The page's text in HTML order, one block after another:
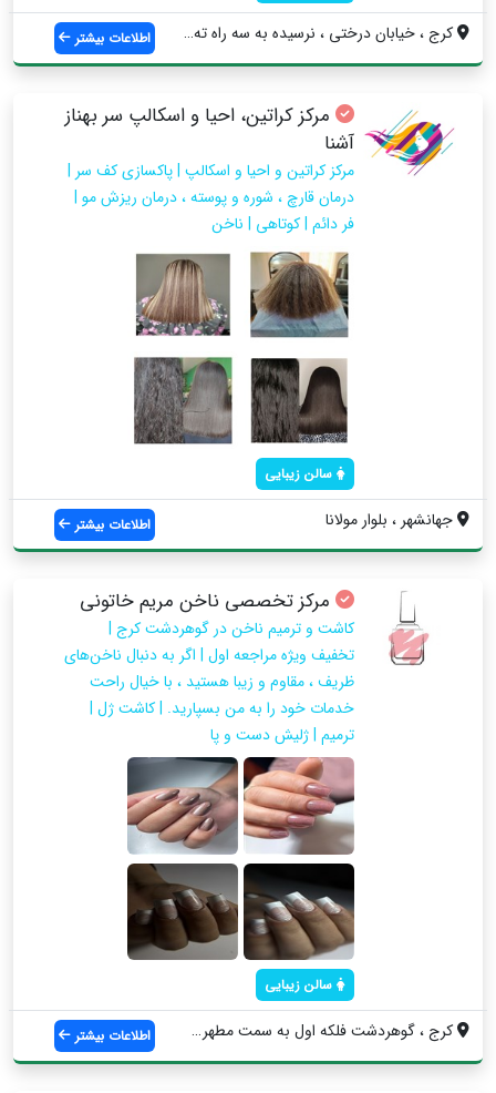
کرج ، خیابان درختی ، نرسیده به سه راه ته... اطلاعات بیشتر
مرکز کراتین، احیا و اسکالپ سر بهناز
آشنا
مرکز کراتین و احیا و اسکالپ | پاکسازی کف سر |
درمان قارچ ، شوره و پوسته ، درمان ریزش مو |
فر دائم | کوتاهی | ناخن
سالن زیبایی
جهانشهر ، بلوار مولانا اطلاعات بیشتر
مرکز تخصصی ناخن مریم خاتونی
کاشت و ترمیم ناخن در گوهردشت کرج |
تخفیف ویژه مراجعه اول | اگر به دنبال ناخن‌های
ظریف ، مقاوم و زیبا هستید ، با خیال راحت
خدمات خود را به من بسپارید. | کاشت ژل |
ترمیم | ژلیش دست و پا
سالن زیبایی
کرج ، گوهردشت فلکه اول به سمت مطهری، نرس... اطلاعات بیشتر